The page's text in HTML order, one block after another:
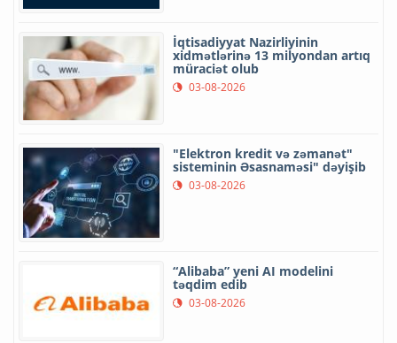
İqtisadiyyat Nazirliyinin
xidmətlərinə 13 milyondan artıq
müraciət olub
03-08-2026
"Elektron kredit və zəmanət"
sisteminin Əsasnaməsi" dəyişib
03-08-2026
“Alibaba” yeni AI modelini
təqdim edib
03-08-2026